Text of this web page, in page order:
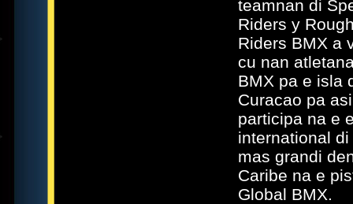
teamnan di
Riders y
Riders BMX a
cu nan
BMX pa e isla
Curacao pa
participa na e
international di
mas grandi
Caribe na e
Global BMX.